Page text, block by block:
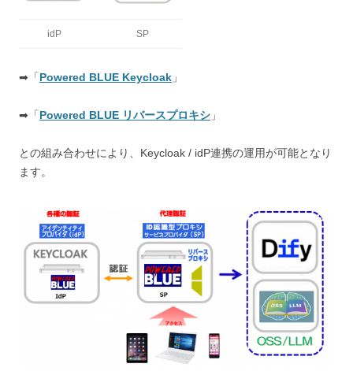
idP SP
➡「Powered BLUE Keycloak 」
➡「Powered BLUE リバースプロキシ 」
との組み合わせにより、Keycloak / idP連携の運用が可能となり
ます。